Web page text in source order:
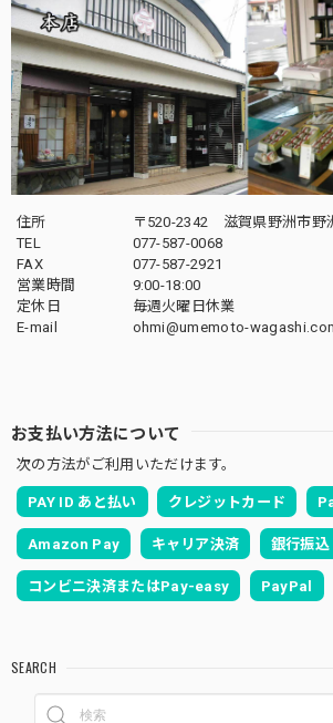
住所
〒520-2342 滋賀県野洲市野
TEL
077-587-0068
FAX
077-587-2921
営業時間
9:00-18:00
定休日
毎週火曜日休業
E-mail
ohmi@umemoto-
お支払い方法について
次の方法がご利用いただけます。
PAY ID あと払い クレジットカード
Amazon Pay キャリア決済 銀行振込
コンビニ決済またはPay-easy PayPal
SEARCH